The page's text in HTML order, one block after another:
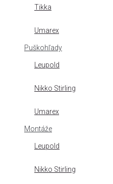
Tikka
Umarex
Puškohľady
Leupold
Nikko Stirling
Umarex
Montáže
Leupold
Nikko Stirling